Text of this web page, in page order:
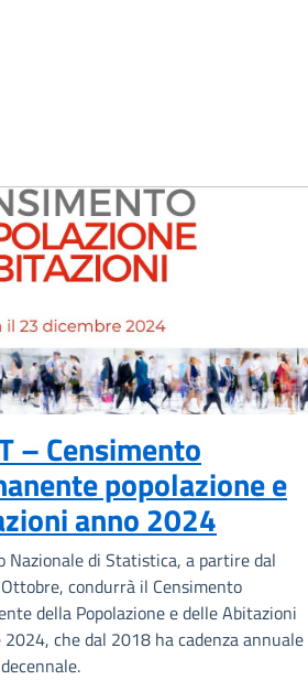
– Censimento
popolazione e
anno 2024
Nazionale di Statistica, a partire dal
condurrà il Censimento
della Popolazione e delle Abitazioni
2024, che dal 2018 ha cadenza annuale